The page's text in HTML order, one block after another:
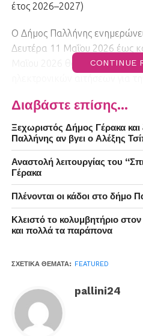
έτος 2026–2027)
Ο Δήμος Παλλήνης
Δευτέρα 11 Μαΐου 2026 έως
Μαΐου 2026 θα
το σχολικό έτος 2026–2027.
Η υποβολή των αιτήσεων θα
της ηλεκτρονικής
https://polpallini.intellisoft.gr)
των γονέων και την ταχύτερη
Οι ενδιαφερόμενοι γονείς
υποβάλουν έγκαιρα τις
τα απαραίτητα δικαιολογητικά.
Επισημαίνεται πως υπάρχει
Οι Βρεφονηπιακοί και
Παλλήνης είναι οι εξής:
CONTINUE
Διαβάστε επίσης...
Ξεχωριστός Δήμος Γέρακα
Παλλήνης αν βγει ο Αλέξης
Αναστολή λειτουργίας του
Γέρακα
Πλένονται οι κάδοι στο δήμο
Κλειστό το κολυμβητήριο
και πολλά τα παράπονα
ΣΧΕΤΙΚΆ ΘΈΜΑΤΑ: FEATURED
pallini24